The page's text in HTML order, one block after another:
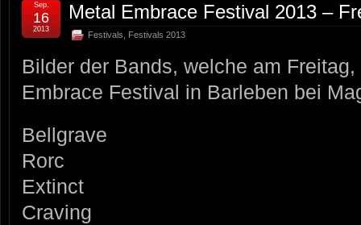
Metal Embrace Festival 2013 –
Festivals Festivals 2013
Sep.
16
2013
Bilder der Bands, welche am
Embrace Festival in Barleben bei
Bellgrave
Rorc
Extinct
Craving